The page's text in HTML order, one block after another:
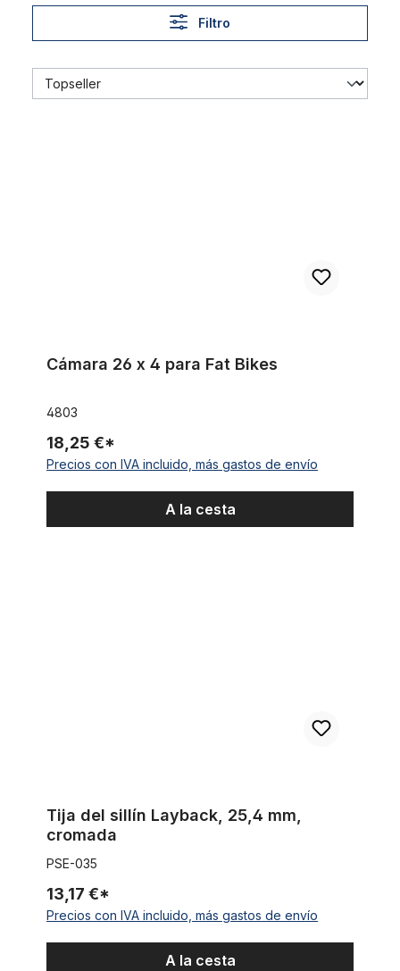
Filtro
Cámara 26 x 4 para Fat Bikes
4803
18,25 €*
Precios con IVA incluido, más gastos de envío
A la cesta
Tija del sillín Layback, 25,4 mm,
cromada
PSE-035
13,17 €*
Precios con IVA incluido, más gastos de envío
A la cesta